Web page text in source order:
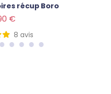
récup Boro
€
8 avis